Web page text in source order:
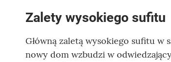
Zalety wysokiego sufitu
Główną zaletą wysokiego sufitu w
nowy dom wzbudzi w